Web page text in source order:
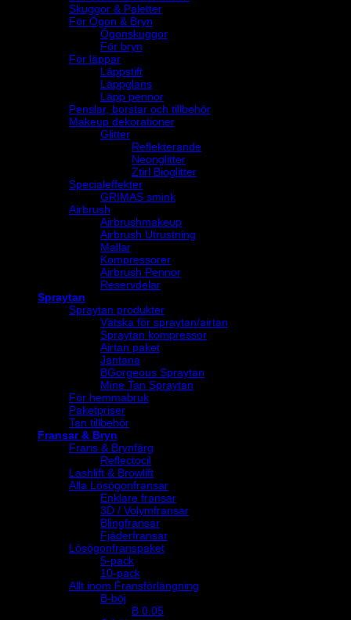
Skuggor & Paletter
För Ögon & Bryn
Ögonskuggor
För bryn
För läppar
Läppstift
Läppglans
Läpp pennor
Penslar, borstar och tillbehör
Makeup dekorationer
Glitter
Reflekterande
Neonglitter
Ztirl Bioglitter
Specialeffekter
GRIMAS smink
Airbrush
Airbrushmakeup
Airbrush Utrustning
Mallar
Kompressorer
Airbrush Pennor
Reservdelar
Spraytan
Spraytan produkter
Vätska för spraytan/airtan
Spraytan kompressor
Airtan paket
Jantana
BGorgeous Spraytan
Mine Tan Spraytan
För hemmabruk
Paketpriser
Tan tillbehör
Fransar & Bryn
Frans & Brynfärg
Reflectocil
Lashlift & Browlift
Alla Lösögonfransar
Enklare fransar
3D / Volymfransar
Blingfransar
Fjäderfransar
Lösögonfranspaket
5-pack
10-pack
Allt inom Fransförlängning
B-böj
B 0.05